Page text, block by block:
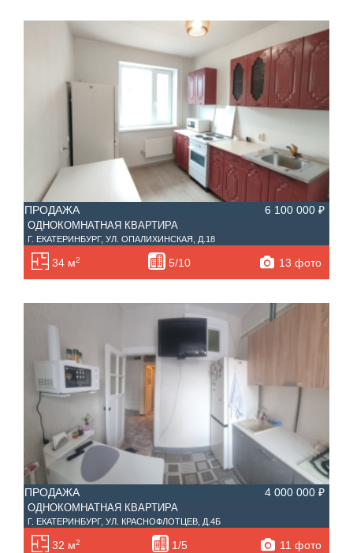
ПРОДАЖА 6 100 000 ₽
ОДНОКОМНАТНАЯ КВАРТИРА
Г. ЕКАТЕРИНБУРГ, УЛ. ОПАЛИХИНСКАЯ, Д.18
34 м2 5/10 13 фото
ПРОДАЖА 4 000 000 ₽
ОДНОКОМНАТНАЯ КВАРТИРА
Г. ЕКАТЕРИНБУРГ, УЛ. КРАСНОФЛОТЦЕВ, Д.4Б
32 м2 1/5 11 фото